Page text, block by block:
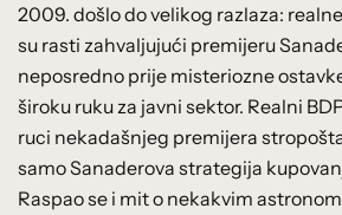
2009. došlo do velikog razlaza:
su rasti zahvaljujući premijeru
neposredno prije misteriozne
široku ruku za javni sektor. Realni
ruci nekadašnjeg premijera
samo Sanaderova strategija
Raspao se i mit o nekakvim